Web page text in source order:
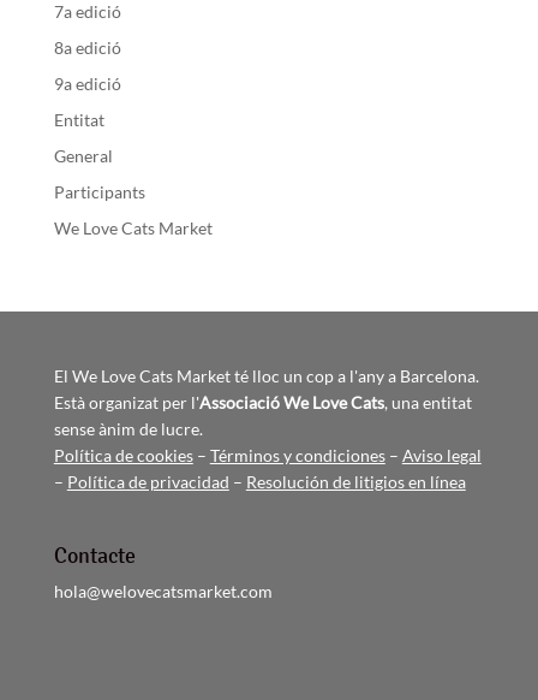
7a edició
8a edició
9a edició
Entitat
General
Participants
We Love Cats Market
El We Love Cats Market té lloc un cop a l'any a Barcelona.
Està organizat per l'Associació We Love Cats, una entitat
sense ànim de lucre.
Política de cookies– Términos y condiciones– Aviso legal
– Política de privacidad – Resolución de litigios en línea
Contacte
hola@welovecatsmarket.com